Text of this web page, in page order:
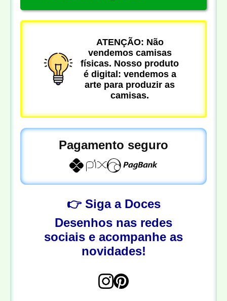
ATENÇÃO: Não
vendemos camisas
físicas. Nosso produto
é digital: vendemos a
arte para produzir as
camisas.
Pagamento seguro
👉 Siga a Doces
Desenhos nas redes
sociais e acompanhe as
novidades!